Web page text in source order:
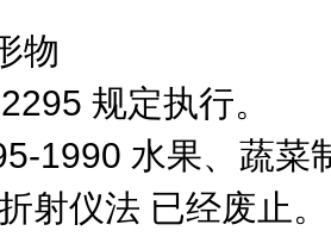
物
规定执行。
1990 水果、蔬菜
射仪法 已经废止。